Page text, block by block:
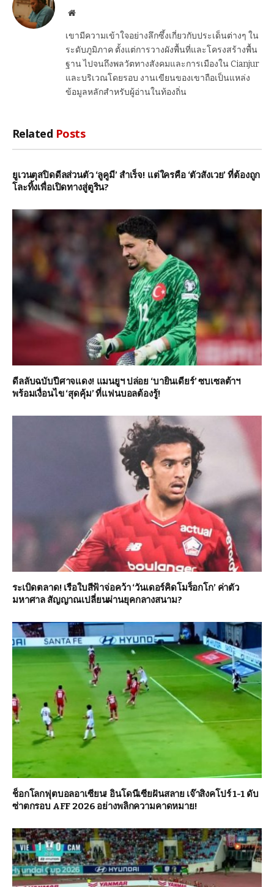
Website
เขามีความเข้าใจอย่างลึกซึ้งเกี่ยวกับประเด็นต่างๆ ใน
ระดับภูมิภาค ตั้งแต่การวางผังพื้นที่และโครงสร้างพื้น
ฐาน ไปจนถึงพลวัตทางสังคมและการเมืองใน Cianjur
และบริเวณโดยรอบ งานเขียนของเขาถือเป็นแหล่ง
ข้อมูลหลักสำหรับผู้อ่านในท้องถิ่น
Related Posts
ยูเวนตุสปิดดีลส่วนตัว ‘ลูคูมี’ สำเร็จ! แต่ใครคือ ‘ตัวสังเวย’ ที่ต้องถูก
โละทิ้งเพื่อเปิดทางสู่ตูริน?
ดีลลับฉบับปีศาจแดง! แมนยูฯ ปล่อย ‘บายินเดียร์’ ซบเซลต้าฯ
พร้อมเงื่อนไข ‘สุดคุ้ม’ ที่แฟนบอลต้องรู้!
ระเบิดตลาด! เรือใบสีฟ้าจ่อคว้า ‘วันเดอร์คิดโมร็อกโก’ ค่าตัว
มหาศาล สัญญาณเปลี่ยนผ่านยุคกลางสนาม?
ช็อกโลกฟุตบอลอาเซียน! อินโดนีเซียฝันสลาย เจ๊าสิงคโปร์ 1-1 ดับ
ซ่าตกรอบ AFF 2026 อย่างพลิกความคาดหมาย!